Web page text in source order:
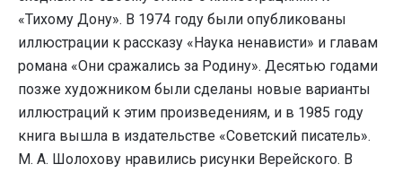
«Тихому Дону». В 1974 году были опубликованы
иллюстрации к рассказу «Наука ненависти» и главам
романа «Они сражались за Родину». Десятью годами
позже художником были сделаны новые варианты
иллюстраций к этим произведениям, и в 1985 году
книга вышла в издательстве «Советский писатель».
М. А. Шолохову нравились рисунки Верейского. В